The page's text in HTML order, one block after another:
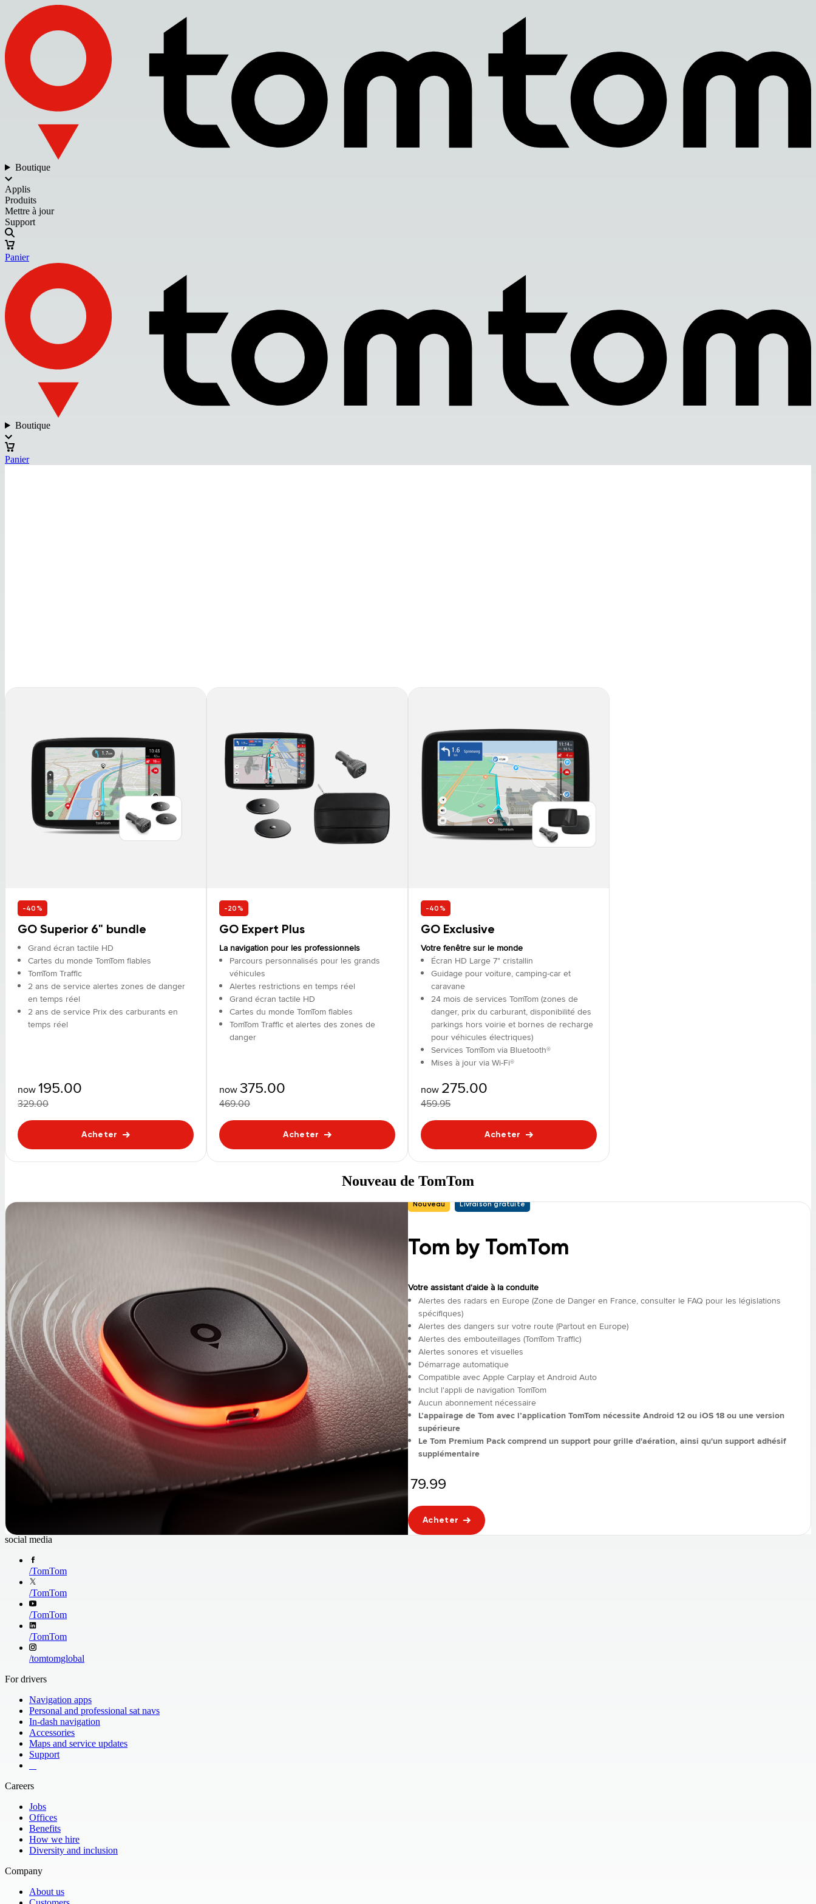
Boutique
Applis
Produits
Mettre à jour
Support
Panier
Boutique
Panier
-40%
GO Superior 6" bundle
Grand écran tactile HD
Cartes du monde TomTom fiables
TomTom Traffic
2 ans de service alertes zones de danger
en temps réel
2 ans de service Prix des carburants en
temps réel
now195.00
329.00
Acheter
-20%
GO Expert Plus
La navigation pour les professionnels
Parcours personnalisés pour les grands
véhicules
Alertes restrictions en temps réel
Grand écran tactile HD
Cartes du monde TomTom fiables
TomTom Traffic et alertes des zones de
danger
now375.00
469.00
Acheter
-40%
GO Exclusive
Votre fenêtre sur le monde
Écran HD Large 7" cristallin
Guidage pour voiture, camping-car et
caravane
24 mois de services TomTom (zones de
danger, prix du carburant, disponibilité des
parkings hors voirie et bornes de recharge
pour véhicules électriques)
Services TomTom via Bluetooth®
Mises à jour via Wi-Fi®
now 275.00
459.95
Acheter
Nouveau de TomTom
Nouveau Livraison gratuite
Tom by TomTom
Votre assistant d'aide à la conduite
Alertes des radars en Europe (Zone de Danger en France, consulter le FAQ pour les législations
spécifiques)
Alertes des dangers sur votre route (Partout en Europe)
Alertes des embouteillages (TomTom Traffic)
Alertes sonores et visuelles
Démarrage automatique
Compatible avec Apple Carplay et Android Auto
Inclut l'appli de navigation TomTom
Aucun abonnement nécessaire
L’appairage de Tom avec l’application TomTom nécessite Android 12 ou iOS 18 ou une version
supérieure
Le Tom Premium Pack comprend un support pour grille d'aération, ainsi qu'un support adhésif
supplémentaire
79.99
Acheter
social media
/TomTom
/TomTom
/TomTom
/TomTom
/tomtomglobal
For drivers
Navigation apps
Personal and professional sat navs
In-dash navigation
Accessories
Maps and service updates
Support
Careers
Jobs
Offices
Benefits
How we hire
Diversity and inclusion
Company
About us